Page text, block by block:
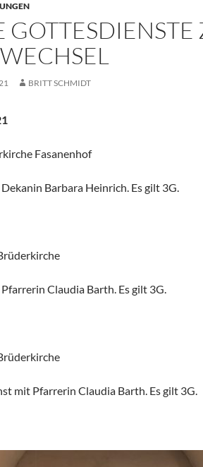
GOTTESDIENSTE
BRITT SCHMIDT
Fasanenhof
Barbara Heinrich. Es gilt 3G.
Claudia Barth. Es gilt 3G.
mit Pfarrerin Claudia Barth. Es gilt 3G.